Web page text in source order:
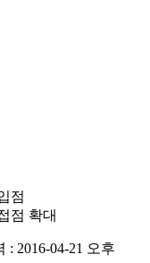
점
점 확대
: 2016-04-21 오후